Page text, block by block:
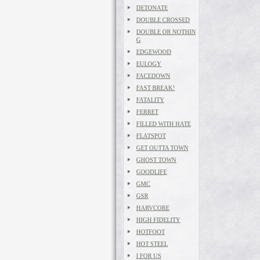
DETONATE
DOUBLE CROSSED
DOUBLE OR NOTHIN
G
EDGEWOOD
EULOGY
FACEDOWN
FAST BREAK!
FATALITY
FERRET
FILLED WITH HATE
FLATSPOT
GET OUTTA TOWN
GHOST TOWN
GOODLIFE
GMC
GSR
HARVCORE
HIGH FIDELITY
HOTFOOT
HOT STEEL
I FOR US